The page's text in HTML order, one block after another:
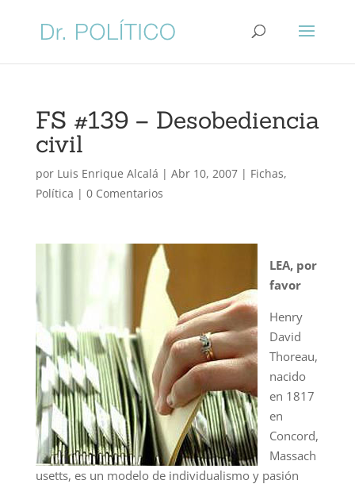
FS #139 – Desobediencia
civil
por Luis Enrique Alcalá | Abr 10, 2007| Fichas,
Política | 0 Comentarios
LEA, por
favor
Henry
David
Thoreau,
nacido
en 1817
en
Concord,
Massach
usetts, es un modelo de individualismo y pasión